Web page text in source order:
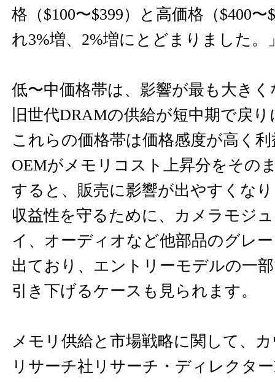
格（$100〜$399）と高価格（$400
れ3%増、2%増にとどまりました。
低〜中価格帯は、影響が最も大き
旧世代DRAMの供給が短中期で戻
これらの価格帯は価格感度が高く
OEMがメモリコスト上昇分をその
すると、販売に影響が出やすくな
収益性を守るために、カメラモジ
イ、オーディオなど他部品のグレ
出ており、エントリーモデルの一
引き下げるケースも見られます。
メモリ供給と市場戦略に関して、
リサーチ社リサーチ・ディレクタ